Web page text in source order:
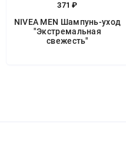
371 ₽
NIVEA MEN Шампунь-уход
"Экстремальная
свежесть"